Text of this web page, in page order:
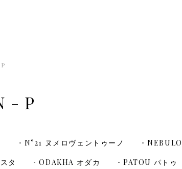
- P
N°21 ヌメロヴェントゥーノ
タ
ODAKHA オダカ PATOU パトゥ